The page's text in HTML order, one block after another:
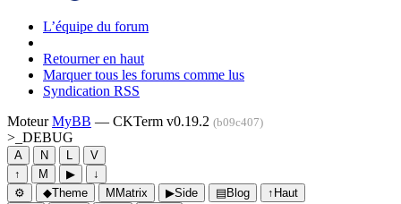
L’équipe du forum
Retourner en haut
Marquer tous les forums comme lus
Syndication RSS
MoteurMyBB — CKTerm v0.19.2 (b09c407)
>_ DEBUG
A N L
V
↑
M ▶
↓
⚙
◆Theme M Matrix ▶Side ▤Blog ↑ Haut